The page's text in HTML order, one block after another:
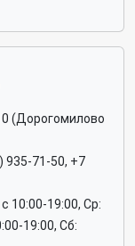
(Дорогомилово
935-71-50, +7
10:00-19:00, Ср:
19:00, Сб: